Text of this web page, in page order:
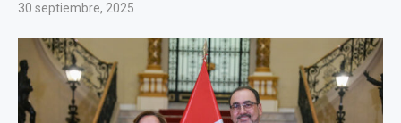
30 septiembre, 2025